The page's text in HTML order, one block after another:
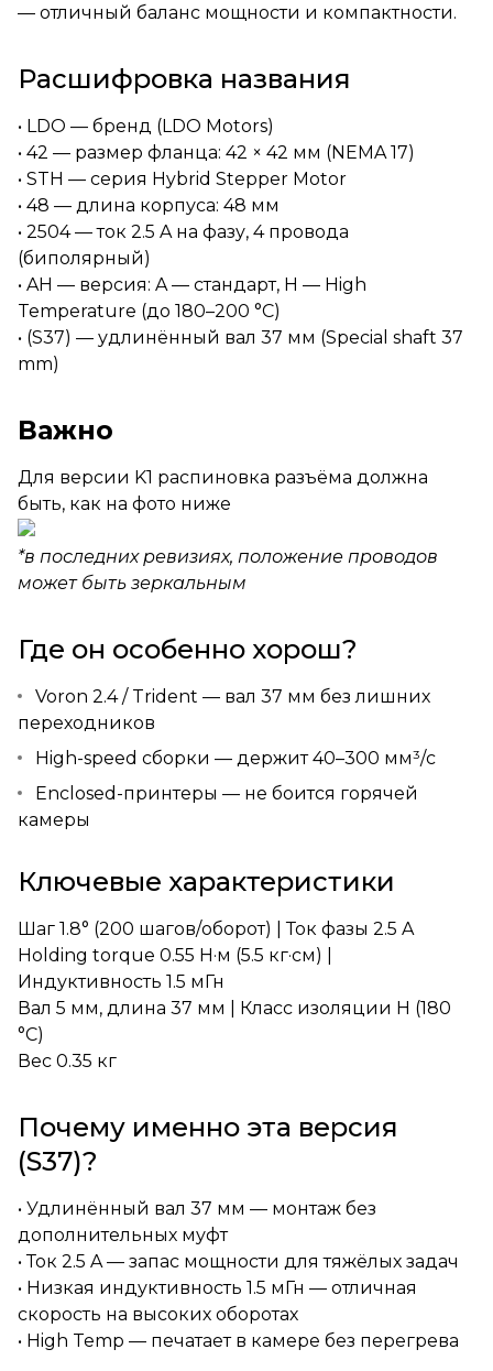
— отличный баланс мощности и компактности.
Расшифровка названия
• LDO — бренд (LDO Motors)
• 42 — размер фланца: 42 × 42 мм (NEMA 17)
• STH — серия Hybrid Stepper Motor
• 48 — длина корпуса: 48 мм
• 2504 — ток 2.5 A на фазу, 4 провода
(биполярный)
• AH — версия: A — стандарт, H — High
Temperature (до 180–200 °C)
• (S37) — удлинённый вал 37 мм (Special shaft 37
mm)
Важно
Для версии K1 распиновка разъёма должна
быть, как на фото ниже
*в последних ревизиях, положение проводов
может быть зеркальным
Где он особенно хорош?
Voron 2.4 / Trident — вал 37 мм без лишних
переходников
High-speed сборки — держит 40–300 мм³/с
Enclosed-принтеры — не боится горячей
камеры
Ключевые характеристики
Шаг 1.8° (200 шагов/оборот) | Ток фазы 2.5 A
Holding torque 0.55 Н·м (5.5 кг·см) |
Индуктивность 1.5 мГн
Вал 5 мм, длина 37 мм | Класс изоляции H (180
°C)
Вес 0.35 кг
Почему именно эта версия
(S37)?
• Удлинённый вал 37 мм — монтаж без
дополнительных муфт
• Ток 2.5 A — запас мощности для тяжёлых задач
• Низкая индуктивность 1.5 мГн — отличная
скорость на высоких оборотах
• High Temp — печатает в камере без перегрева